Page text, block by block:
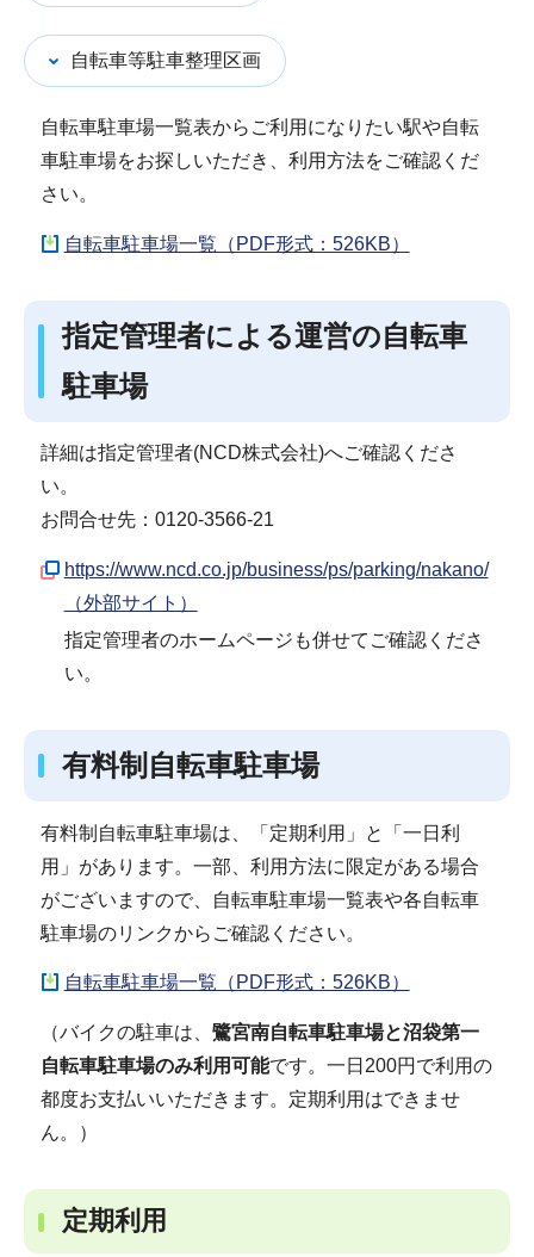
自転車等駐車整理区画
自転車駐車場一覧表からご利用になりたい駅や自転
車駐車場をお探しいただき、利用方法をご確認くだ
さい。
自転車駐車場一覧（PDF形式：526KB）
指定管理者による運営の自転車
駐車場
詳細は指定管理者(NCD株式会社)へご確認くださ
い。
お問合せ先：0120-3566-21
https://www.ncd.co.jp/business/ps/parking/nakano/
（外部サイト）
指定管理者のホームページも併せてご確認くださ
い。
有料制自転車駐車場
有料制自転車駐車場は、「定期利用」と「一日利
用」があります。一部、利用方法に限定がある場合
がございますので、自転車駐車場一覧表や各自転車
駐車場のリンクからご確認ください。
自転車駐車場一覧（PDF形式：526KB）
（バイクの駐車は、 鷺宮南自転車駐車場と沼袋第一
自転車駐車場のみ利用可能です。一日200円で利用の
都度お支払いいただきます。定期利用はできませ
ん。）
定期利用